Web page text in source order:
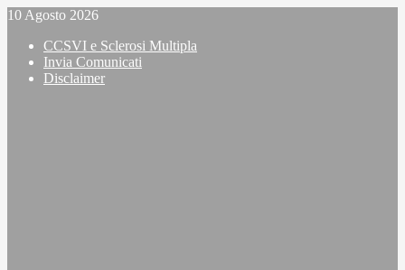
Vai
contenuto
10 Agosto 2026
CCSVI e Sclerosi Multipla
Invia Comunicati
Disclaimer